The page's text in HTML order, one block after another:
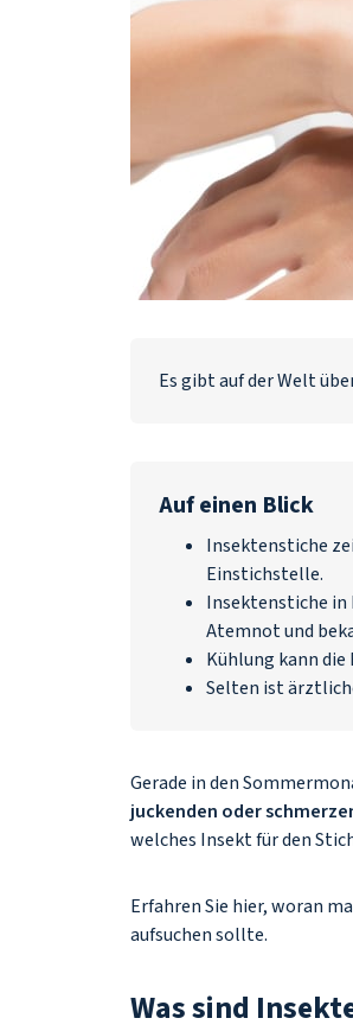
Es gibt auf der Welt
Auf einen Blick
Insektenstiche
Einstichstelle.
Insektenstiche in
Atemnot und
Kühlung kann
Selten ist
Gerade in den
juckenden oder
welches Insekt für den
Erfahren Sie hier, woran
aufsuchen sollte.
Was sind